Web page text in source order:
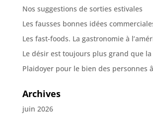
Nos suggestions de sorties estivales
Les fausses bonnes idées
Les fast-foods. La gastronomie à
Le désir est toujours plus grand que
Plaidoyer pour le bien des personnes
Archives
juin 2026